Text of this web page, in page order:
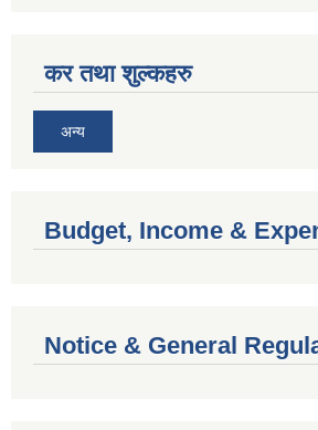
कर तथा शुल्कहरु
अन्य
Budget, Income &
Notice & General